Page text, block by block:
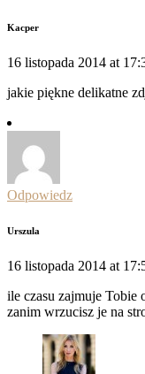
Kacper
16 listopada 2014 at
jakie piękne delikatne
Odpowiedz
Urszula
16 listopada 2014 at
ile czasu zajmuje Tobie
zanim wrzucisz je na